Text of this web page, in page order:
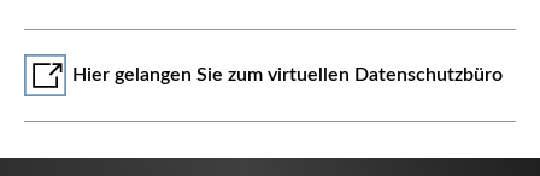
Hier gelangen Sie zum virtuellen Datenschutzbüro